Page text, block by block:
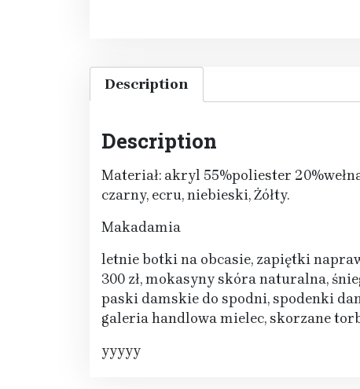
Description
Description
Materiał: akryl 55%poliester
czarny, ecru, niebieski, Żółty.
Makadamia
letnie botki na obcasie, zapiętki
300 zł, mokasyny skóra naturalna,
paski damskie do spodni, spodenki
galeria handlowa mielec, skorzane
yyyyy